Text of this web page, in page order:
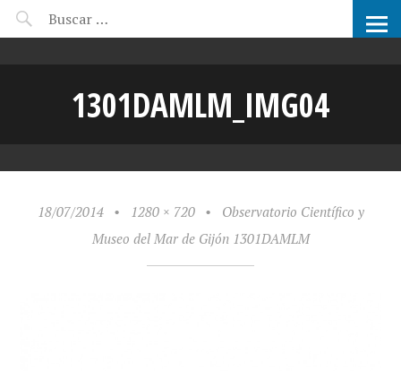
CANDIDATOS ARCHIPRIX
1301DAMLM_IMG04
18/07/2014 • 1280 × 720 •
Observatorio Científico y
Museo del Mar de Gijón 1301DAMLM